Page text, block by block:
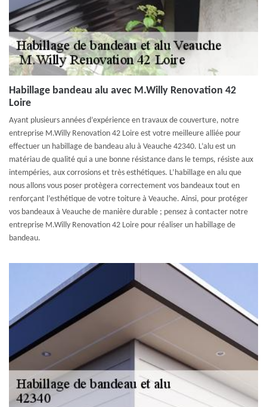
Habillage bandeau alu avec M.Willy Renovation 42
Loire
Ayant plusieurs années d’expérience en travaux de couverture, notre
entreprise M.Willy Renovation 42 Loire est votre meilleure alliée pour
effectuer un habillage de bandeau alu à Veauche 42340. L’alu est un
matériau de qualité qui a une bonne résistance dans le temps, résiste aux
intempéries, aux corrosions et très esthétiques. L’habillage en alu que
nous allons vous poser protègera correctement vos bandeaux tout en
renforçant l’esthétique de votre toiture à Veauche. Ainsi, pour protéger
vos bandeaux à Veauche de manière durable ; pensez à contacter notre
entreprise M.Willy Renovation 42 Loire pour réaliser un habillage de
bandeau.